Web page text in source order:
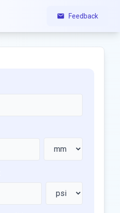
Feedback